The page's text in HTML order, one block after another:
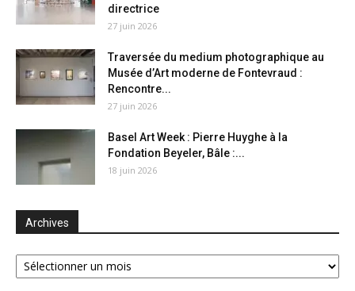
directrice
27 juin 2026
Traversée du medium photographique au
Musée d’Art moderne de Fontevraud :
Rencontre...
27 juin 2026
Basel Art Week : Pierre Huyghe à la
Fondation Beyeler, Bâle :...
18 juin 2026
Archives
Archives